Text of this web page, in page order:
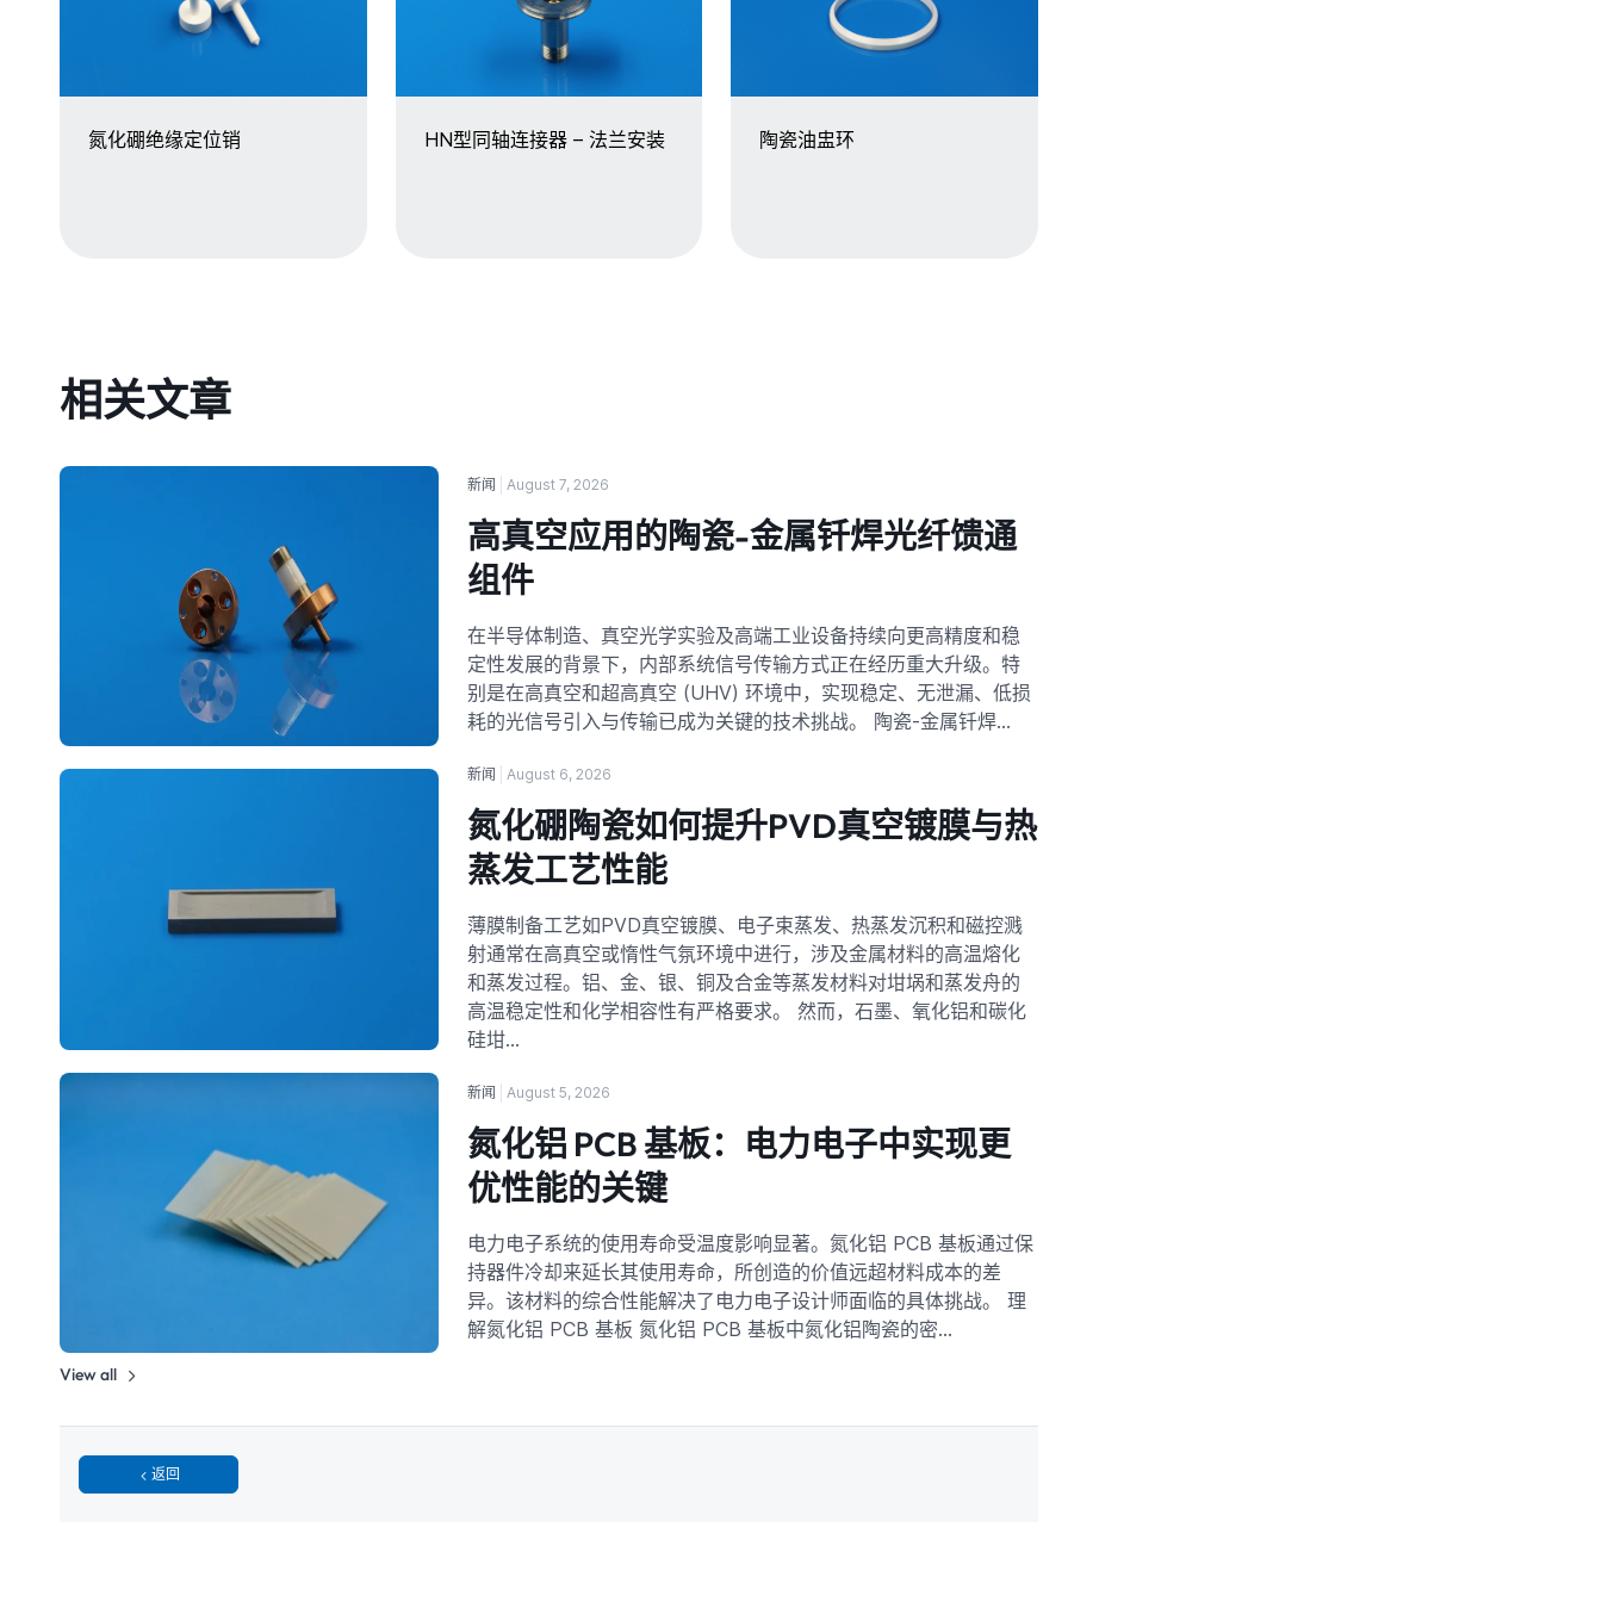
氮化硼绝缘定位销 HN型同轴连接器 – 法兰安装 陶瓷油盅环
相关文章
新闻 August 7, 2026
高真空应用的陶瓷-金属钎焊光纤馈通
组件
在半导体制造、真空光学实验及高端工业设备持续向更高精度和稳
定性发展的背景下，内部系统信号传输方式正在经历重大升级。特
别是在高真空和超高真空 (UHV) 环境中，实现稳定、无泄漏、低损
耗的光信号引入与传输已成为关键的技术挑战。 陶瓷-金属钎焊…
新闻 August 6, 2026
氮化硼陶瓷如何提升PVD真空镀膜与热
蒸发工艺性能
薄膜制备工艺如PVD真空镀膜、电子束蒸发、热蒸发沉积和磁控溅
射通常在高真空或惰性气氛环境中进行，涉及金属材料的高温熔化
和蒸发过程。铝、金、银、铜及合金等蒸发材料对坩埚和蒸发舟的
高温稳定性和化学相容性有严格要求。 然而，石墨、氧化铝和碳化
硅坩…
新闻 August 5, 2026
氮化铝 PCB 基板：电力电子中实现更
优性能的关键
电力电子系统的使用寿命受温度影响显著。氮化铝 PCB 基板通过保
持器件冷却来延长其使用寿命，所创造的价值远超材料成本的差
异。该材料的综合性能解决了电力电子设计师面临的具体挑战。 理
解氮化铝 PCB 基板 氮化铝 PCB 基板中氮化铝陶瓷的密…
View all
返回